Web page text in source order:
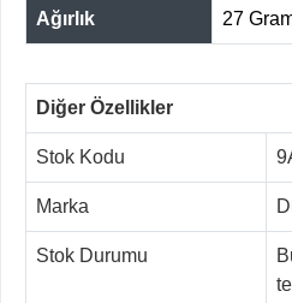
Ağırlık 27
Diğer Özellikler
Stok Kodu
Marka
Stok Durumu